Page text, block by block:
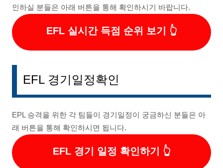
인하실 분들은 아래 버튼을 통해 확인하시기 바랍니다.
EFL 실시간 득점 순위 보기
EFL 경기일정확인
EPL 승격을 위한 각 팀들이 경기일정이 궁금하신 분들은 아
래 버튼을 통해 확인하시면 됩니다.
EFL 경기 일정 확인하기